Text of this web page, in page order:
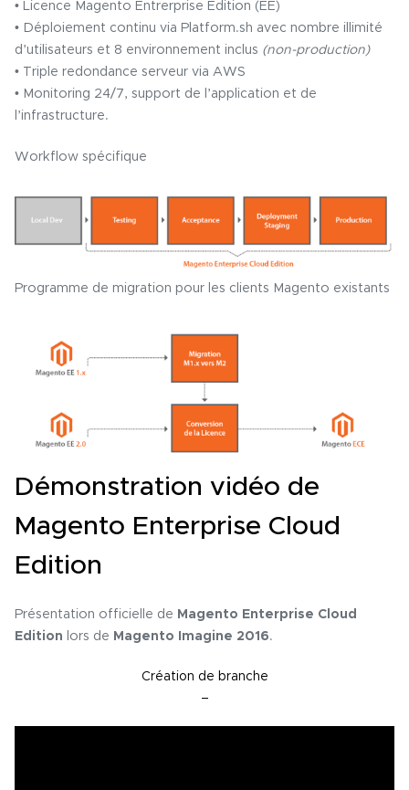
• Licence Magento Entrerprise Edition (EE)
• Déploiement continu via Platform.sh avec nombre illimité
d’utilisateurs et 8 environnement inclus (non-production)
• Triple redondance serveur via AWS
• Monitoring 24/7, support de l’application et de
l’infrastructure.
Workflow spécifique
Programme de migration pour les clients Magento existants
Démonstration vidéo de
Magento Enterprise Cloud
Edition
Présentation officielle de Magento Enterprise Cloud
Edition lors de Magento Imagine 2016.
Création de branche
–